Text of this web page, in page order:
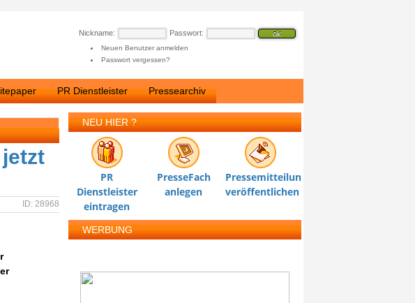
Nickname: Passwort:
Neuen Benutzer anmelden
Passwort vergessen?
PR Dienstleister Pressearchiv
ID: 28968
NEU HIER ?
PR
Dienstleister
eintragen
PresseFach
anlegen
Pressemitteilung
veröffentlichen
WERBUNG